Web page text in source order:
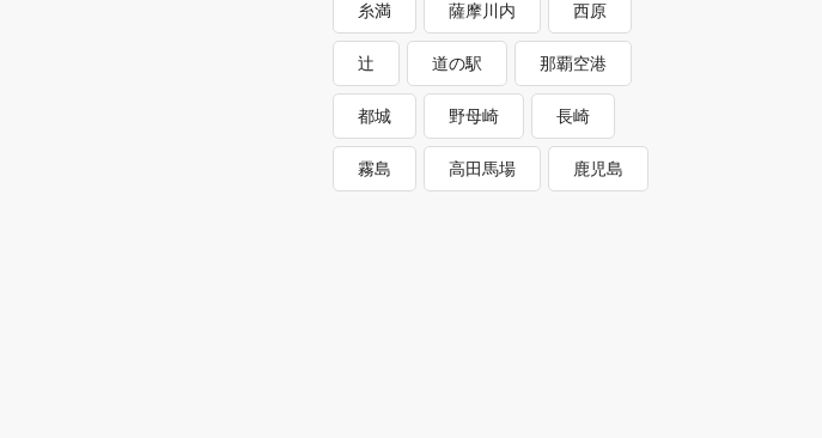
糸満 薩摩川内 西原
辻 道の駅 那覇空港
都城 野母崎 長崎
霧島 高田馬場 鹿児島